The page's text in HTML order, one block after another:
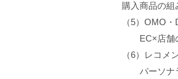
購入商品の組
（5）OMO
EC×店舗の
（6）レコメ
パーソナラ